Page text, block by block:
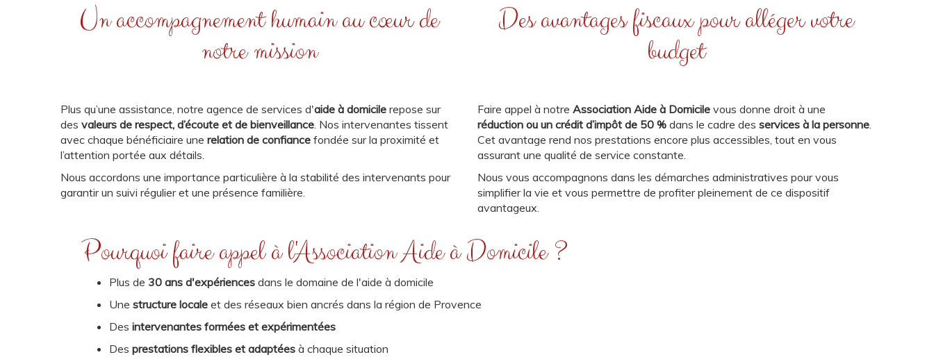
Un accompagnement humain au cœur de
notre mission
Plus qu’une assistance, notre agence de services d'aide à domicile repose sur
des valeurs de respect, d’écoute et de bienveillance. Nos intervenantes tissent
avec chaque bénéficiaire une relation de confiance fondée sur la proximité et
l’attention portée aux détails.
Nous accordons une importance particulière à la stabilité des intervenants pour
garantir un suivi régulier et une présence familière.
Des avantages fiscaux pour alléger votre
budget
Faire appel à notre Association Aide à Domicile vous donne droit à une
réduction ou un crédit d’impôt de 50 % dans le cadre des services à la personne.
Cet avantage rend nos prestations encore plus accessibles, tout en vous
assurant une qualité de service constante.
Nous vous accompagnons dans les démarches administratives pour vous
simplifier la vie et vous permettre de profiter pleinement de ce dispositif
avantageux.
Pourquoi faire appel à l'Association Aide à Domicile ?
Plus de 30 ans d'expériences dans le domaine de l'aide à domicile
Une structure locale et des réseaux bien ancrés dans la région de Provence
Des intervenantes formées et expérimentées
Des prestations flexibles et adaptées à chaque situation